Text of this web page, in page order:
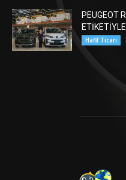
PEUGEOT
Hafif Ticari